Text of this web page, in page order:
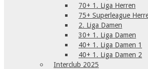
70+ 1. Liga Herren
75+ Superleague
2. Liga Damen
30+ 1. Liga Damen
40+ 1. Liga Damen 1
40+ 1. Liga Damen 2
Interclub 2025